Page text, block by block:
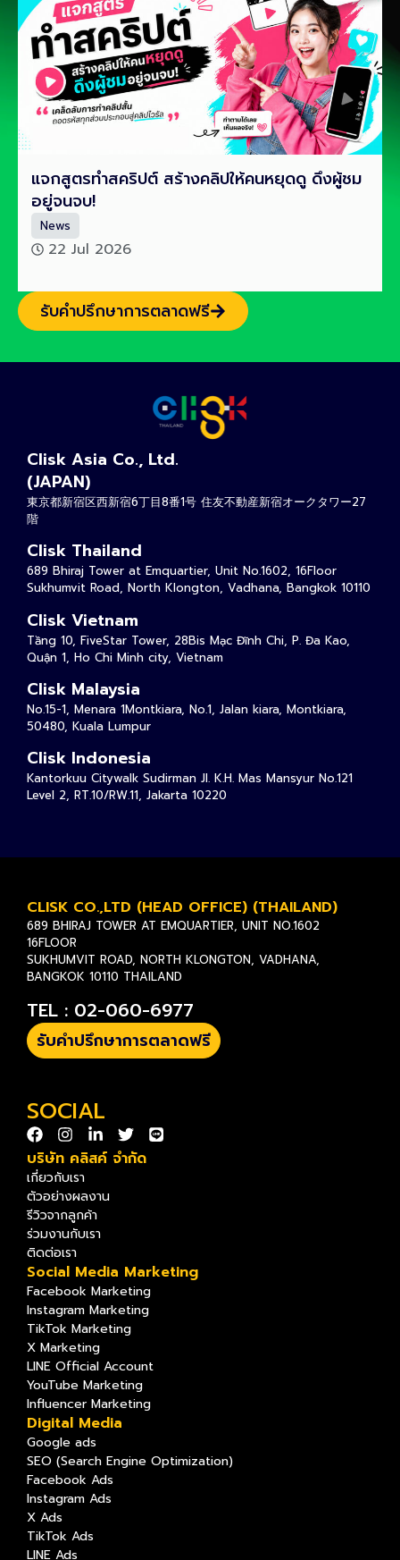
แจกสูตรทำสคริปต์ สร้างคลิปให้คนหยุดดู ดึงผู้ชม
อยู่จนจบ!
News
22 Jul 2026
รับคำปรึกษาการตลาดฟรี
Clisk Asia Co., Ltd.
(JAPAN)
東京都新宿区西新宿6丁目8番1号 住友不動産新宿オークタワー27
階
Clisk Thailand
689 Bhiraj Tower at Emquartier, Unit No.1602, 16Floor
Sukhumvit Road, North Klongton, Vadhana, Bangkok 10110
Clisk Vietnam
Tầng 10, FiveStar Tower, 28Bis Mạc Đĩnh Chi, P. Đa Kao,
Quận 1, Ho Chi Minh city, Vietnam
Clisk Malaysia
No.15-1, Menara 1Montkiara, No.1, Jalan kiara, Montkiara,
50480, Kuala Lumpur
Clisk Indonesia
Kantorkuu Citywalk Sudirman Jl. K.H. Mas Mansyur No.121
Level 2, RT.10/RW.11, Jakarta 10220
CLISK CO.,LTD (HEAD OFFICE) (THAILAND)
689 BHIRAJ TOWER AT EMQUARTIER, UNIT NO.1602
16FLOOR
SUKHUMVIT ROAD, NORTH KLONGTON, VADHANA,
BANGKOK 10110 THAILAND
TEL : 02-060-6977
รับคำปรึกษาการตลาดฟรี
SOCIAL
บริษัท คลิสค์ จำกัด
เกี่ยวกับเรา
ตัวอย่างผลงาน
รีวิวจากลูกค้า
ร่วมงานกับเรา
ติดต่อเรา
Social Media Marketing
Facebook Marketing
Instagram Marketing
TikTok Marketing
X Marketing
LINE Official Account
YouTube Marketing
Influencer Marketing
Digital Media
Google ads
SEO (Search Engine Optimization)
Facebook Ads
Instagram Ads
X Ads
TikTok Ads
LINE Ads